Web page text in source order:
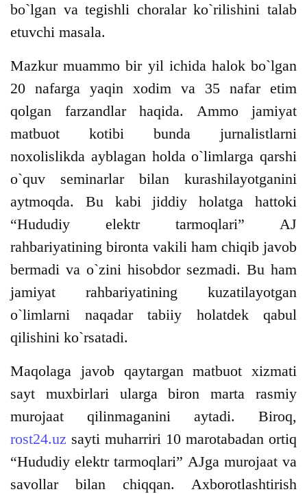
bo`lgan va tegishli choralar ko`rilishini talab
etuvchi masala.
Mazkur muammo bir yil ichida halok bo`lgan
20 nafarga yaqin xodim va 35 nafar etim
qolgan farzandlar haqida. Ammo jamiyat
matbuot kotibi bunda jurnalistlarni
noxolislikda ayblagan holda o`limlarga qarshi
o`quv seminarlar bilan kurashilayotganini
aytmoqda. Bu kabi jiddiy holatga hattoki
“Hududiy elektr tarmoqlari” AJ
rahbariyatining bironta vakili ham chiqib javob
bermadi va o`zini hisobdor sezmadi. Bu ham
jamiyat rahbariyatining kuzatilayotgan
o`limlarni naqadar tabiiy holatdek qabul
qilishini ko`rsatadi.
Maqolaga javob qaytargan matbuot xizmati
sayt muxbirlari ularga biron marta rasmiy
murojaat qilinmaganini aytadi. Biroq,
rost24.uz sayti muharriri 10 marotabadan ortiq
“Hududiy elektr tarmoqlari” AJga murojaat va
savollar bilan chiqqan. Axborotlashtirish